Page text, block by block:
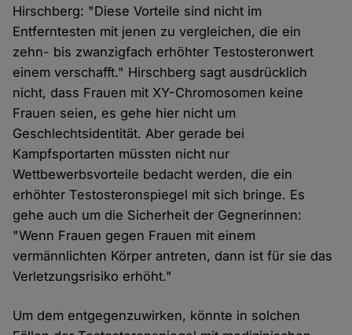
Hirschberg: "Diese Vorteile sind nicht im
Entferntesten mit jenen zu vergleichen, die ein
zehn- bis zwanzigfach erhöhter Testosteronwert
einem verschafft." Hirschberg sagt ausdrücklich
nicht, dass Frauen mit XY-Chromosomen keine
Frauen seien, es gehe hier nicht um
Geschlechtsidentität. Aber gerade bei
Kampfsportarten müssten nicht nur
Wettbewerbsvorteile bedacht werden, die ein
erhöhter Testosteronspiegel mit sich bringe. Es
gehe auch um die Sicherheit der Gegnerinnen:
"Wenn Frauen gegen Frauen mit einem
vermännlichten Körper antreten, dann ist für sie das
Verletzungsrisiko erhöht."
Um dem entgegenzuwirken, könnte in solchen